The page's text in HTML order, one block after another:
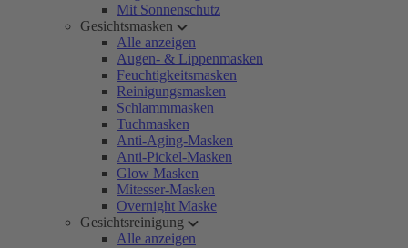
Mit Sonnenschutz
Gesichtsmasken
Alle anzeigen
Augen- & Lippenmasken
Feuchtigkeitsmasken
Reinigungsmasken
Schlammmasken
Tuchmasken
Anti-Aging-Masken
Anti-Pickel-Masken
Glow Masken
Mitesser-Masken
Overnight Maske
Gesichtsreinigung
Alle anzeigen